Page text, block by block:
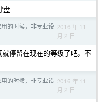
盘
的时候，非专业设 2016 年 11
月 2 日
停留在现在的等级了吧，不
的时候，非专业设 2016 年 11
月 2 日